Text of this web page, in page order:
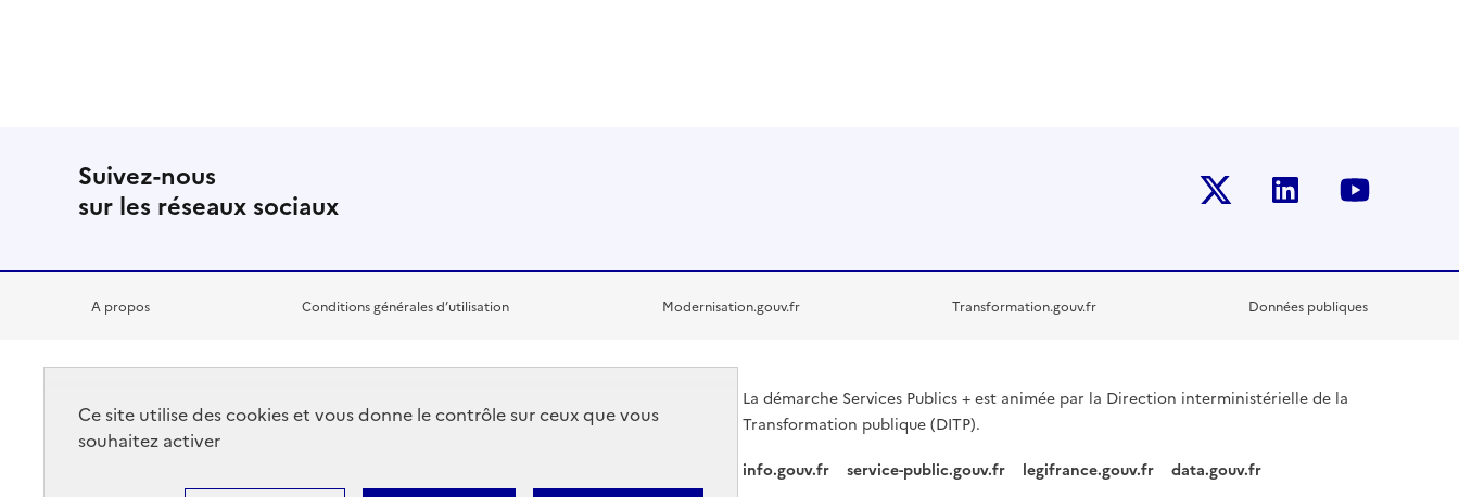
Suivez-nous
sur les réseaux sociaux
Twitter-x Linkedin
A propos Conditions générales d’utilisation Modernisation.gouv.fr Transformation.gouv.fr Données publiques
RÉPUBLIQUE
FRANÇAISE
La démarche Services Publics + est animée par la Direction interministérielle de la
Transformation publique (DITP).
info.gouv.fr
service-public.gouv.fr legifrance.gouv.fr data.gouv.fr
Ce site utilise des cookies et vous donne le contrôle sur ceux que vous
souhaitez activer